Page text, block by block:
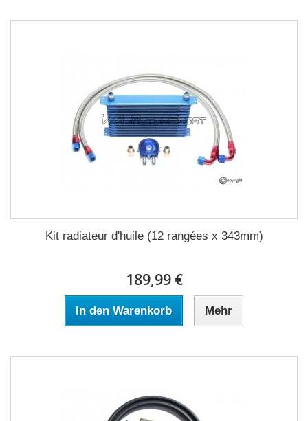
Kit radiateur d'huile (12 rangées x 343mm)
189,99 €
In den Warenkorb Mehr